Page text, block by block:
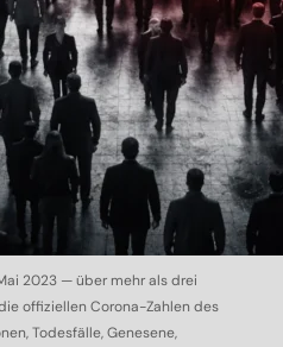
2023 — über mehr als drei
offiziellen Corona-Zahlen des
Todesfälle, Genesene,